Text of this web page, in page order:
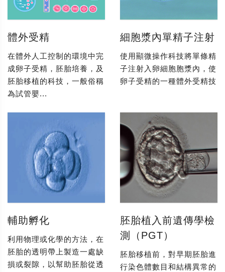
體外受精
在體外人工控制的環境中完
成卵子受精，胚胎培養，及
胚胎移植的科技，一般俗稱
為試管嬰...
細胞漿內單精子注射
使用顯微操作科技將單條精
子注射入卵細胞胞漿內，使
卵子受精的一種體外受精技
輔助孵化
利用物理或化學的方法，在
胚胎的透明帶上製造一處缺
損或裂隙，以幫助胚胎從透
胚胎植入前遺傳學檢
測（PGT）
胚胎移植前，對早期胚胎進
行染色體數目和結構異常的